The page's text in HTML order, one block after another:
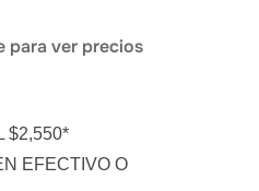
para ver precios
$2,550*
EFECTIVO O